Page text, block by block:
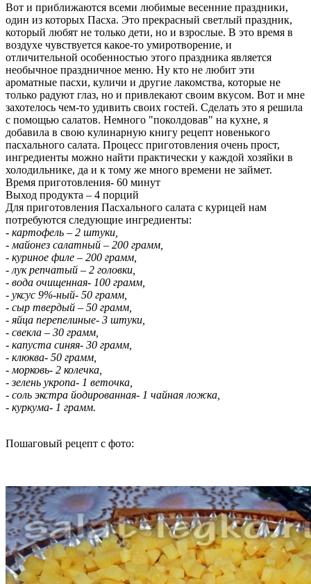
Вот и приближаются всеми любимые весенние праздники,
один из которых Пасха. Это прекрасный светлый праздник,
который любят не только дети, но и взрослые. В это время в
воздухе чувствуется какое-то умиротворение, и
отличительной особенностью этого праздника является
необычное праздничное меню. Ну кто не любит эти
ароматные пасхи, куличи и другие лакомства, которые не
только радуют глаз, но и привлекают своим вкусом. Вот и мне
захотелось чем-то удивить своих гостей. Сделать это я решила
с помощью салатов. Немного "поколдовав" на кухне, я
добавила в свою кулинарную книгу рецепт новенького
пасхального салата. Процесс приготовления очень прост,
ингредиенты можно найти практически у каждой хозяйки в
холодильнике, да и к тому же много времени не займет.
Время приготовления- 60 минут
Выход продукта – 4 порций
Для приготовления Пасхального салата с курицей нам
потребуются следующие ингредиенты:
- картофель – 2 штуки,
- майонез салатный – 200 грамм,
- куриное филе – 200 грамм,
- лук репчатый – 2 головки,
- вода очищенная- 100 грамм,
- уксус 9%-ный- 50 грамм,
- сыр твердый – 50 грамм,
- яйца перепелиные- 3 штуки,
- свекла – 30 грамм,
- капуста синяя- 30 грамм,
- клюква- 50 грамм,
- морковь- 2 колечка,
- зелень укропа- 1 веточка,
- соль экстра йодированная- 1 чайная ложка,
- куркума- 1 грамм.
Пошаговый рецепт с фото: